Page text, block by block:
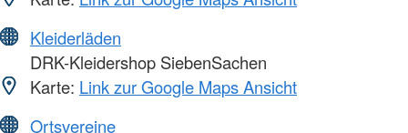
Kleiderläden
DRK-Kleidershop SiebenSachen
Karte: Link zur Google Maps Ansicht
Ortsvereine